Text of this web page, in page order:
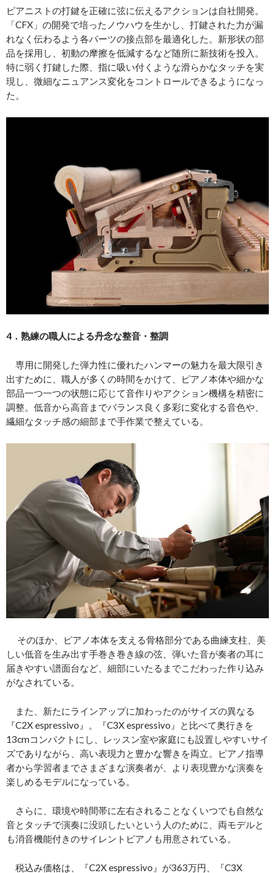
ピアニストの打鍵を正確に弦に伝えるアクションは自社開発。
「CFX」の開発で培ったノウハウを生かし、打鍵された力が漏
れなく伝わるよう各パーツの接点部を最適化した。新形状の部
品を採用し、初動の摩擦を低減するなど随所に新技術を投入。
特に弱く打鍵した際、指に吸い付くような滑らかなタッチを実
現し、微細なニュアンス変化をコントロールできるようになっ
た。
4．熟練の職人による丹念な整音・整調
専用に開発した弾力性に優れたハンマーの魅力を最大限引き
出すために、職人が多くの時間をかけて、ピアノ本体や細かな
部品一つ一つの状態に応じて音作りやアクション機構を精密に
調整。低音から高音までバランス良く多彩に変化する音色や、
繊細なタッチ感の細部まで手作業で整えている。
そのほか、ピアノ本体を支える骨格部分である曲練支柱、美
しい低音を生み出す手巻き巻き線の弦、弾いた音が奏者の耳に
届きやすい譜面台など、細部にいたるまでこだわった作り込み
がなされている。
また、新たにラインアップに加わったのがサイズの異なる
『C2X espressivo』。『C3X espressivo』と比べて奥行きを
13cmコンパクトにし、レッスン室や家庭にも設置しやすいサイ
ズでありながら、高い表現力と豊かな響きを両立。ピアノ指導
者から学習者までさまざまな演奏者が、より表現豊かな演奏を
楽しめるモデルになっている。
さらに、環境や時間帯に左右されることなくいつでも自然な
音とタッチで演奏に没頭したいという人のために、両モデルと
も消音機能付きのサイレントピアノも用意されている。
税込み価格は、『C2X espressivo』が363万円、『C3X